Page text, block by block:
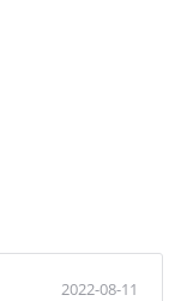
2022-08-11